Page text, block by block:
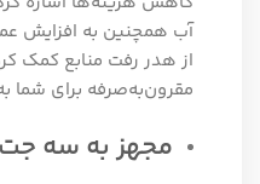
آب همچنین به افزایش
از هدر رفت منابع کمک
مقرون‌به‌صرفه برای شما
مجهز به سه